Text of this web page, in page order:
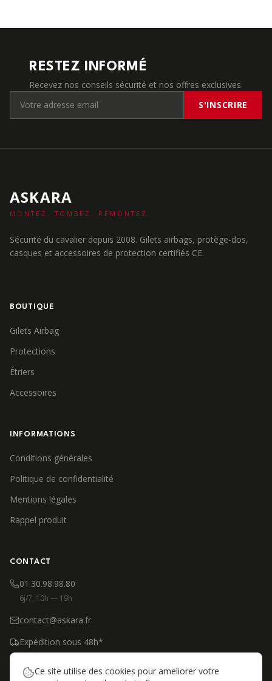
RESTEZ INFORMÉ
Recevez nos conseils sécurité et nos offres exclusives.
S'INSCRIRE
ASKARA
MONTEZ, TOMBEZ, REMONTEZ.
Sécurité du cavalier depuis 2008. Gilets airbags, protège-dos,
casques et accessoires de protection certifiés CE.
BOUTIQUE
Gilets Airbag
Protections
Étriers
Accessoires
INFORMATIONS
Conditions générales
Politique de confidentialité
Mentions légales
Rappel produit
CONTACT
01.30.98.98.80
6j/7, 10h — 19h
contact@askara.fr
Expédition sous 48h*
*Produits en stock, jours ouvrés
Ce site utilise des cookies pour ameliorer votre